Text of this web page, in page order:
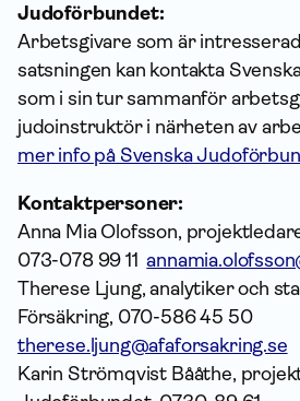
Judoförbundet:
Arbetsgivare som är
satsningen kan kontakta
som i sin tur sammanför
judoinstruktör i närheten av
mer info på Svenska
Kontaktpersoner:
Anna Mia Olofsson,
073-078 99 11
Therese Ljung, analytiker och
Försäkring, 070-586 45 50
therese.ljung@afaforsakring.se
Karin Strömqvist Bååthe,